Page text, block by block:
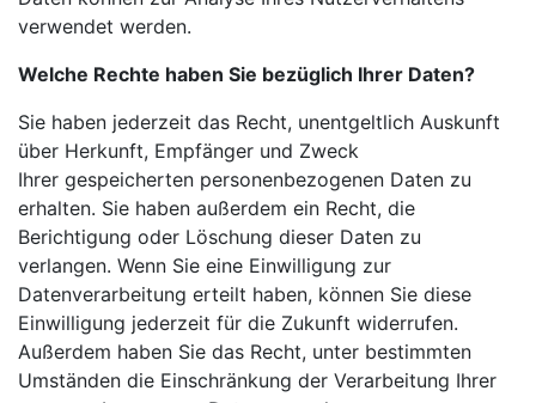
verwendet werden.
Welche Rechte haben Sie bezüglich Ihrer Daten?
Sie haben jederzeit das Recht, unentgeltlich Auskunft
über Herkunft, Empfänger und Zweck
Ihrer gespeicherten personenbezogenen Daten zu
erhalten. Sie haben außerdem ein Recht, die
Berichtigung oder Löschung dieser Daten zu
verlangen. Wenn Sie eine Einwilligung zur
Datenverarbeitung erteilt haben, können Sie diese
Einwilligung jederzeit für die Zukunft widerrufen.
Außerdem haben Sie das Recht, unter bestimmten
Umständen die Einschränkung der Verarbeitung Ihrer